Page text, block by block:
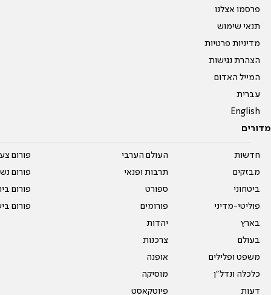
פרסמו אצלנו
תנאי שימוש
מדיניות פרטיות
הצהרת נגישות
המייל האדום
עברית
English
מדורים
חדשות
מבזקים
ביטחוני
פוליטי-מדיני
בארץ
בעולם
משפט ופלילים
כלכלה ונדל"ן
דעות
העולם הערבי
תרבות ופנאי
ספורט
פורומים
יהדות
צרכנות
אופנה
מוסיקה
פיוטקאסט
פורום
פורום
פורום
פורום